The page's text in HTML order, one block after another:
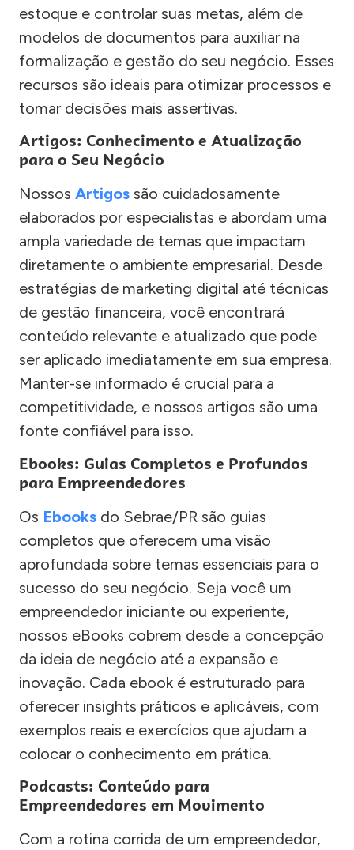
estoque e controlar suas metas, além de
modelos de documentos para auxiliar na
formalização e gestão do seu negócio. Esses
recursos são ideais para otimizar processos e
tomar decisões mais assertivas.
Artigos: Conhecimento e Atualização
para o Seu Negócio
Nossos Artigos são cuidadosamente
elaborados por especialistas e abordam uma
ampla variedade de temas que impactam
diretamente o ambiente empresarial. Desde
estratégias de marketing digital até técnicas
de gestão financeira, você encontrará
conteúdo relevante e atualizado que pode
ser aplicado imediatamente em sua empresa.
Manter-se informado é crucial para a
competitividade, e nossos artigos são uma
fonte confiável para isso.
Ebooks: Guias Completos e Profundos
para Empreendedores
Os Ebooks do Sebrae/PR são guias
completos que oferecem uma visão
aprofundada sobre temas essenciais para o
sucesso do seu negócio. Seja você um
empreendedor iniciante ou experiente,
nossos eBooks cobrem desde a concepção
da ideia de negócio até a expansão e
inovação. Cada ebook é estruturado para
oferecer insights práticos e aplicáveis, com
exemplos reais e exercícios que ajudam a
colocar o conhecimento em prática.
Podcasts: Conteúdo para
Empreendedores em Movimento
Com a rotina corrida de um empreendedor,